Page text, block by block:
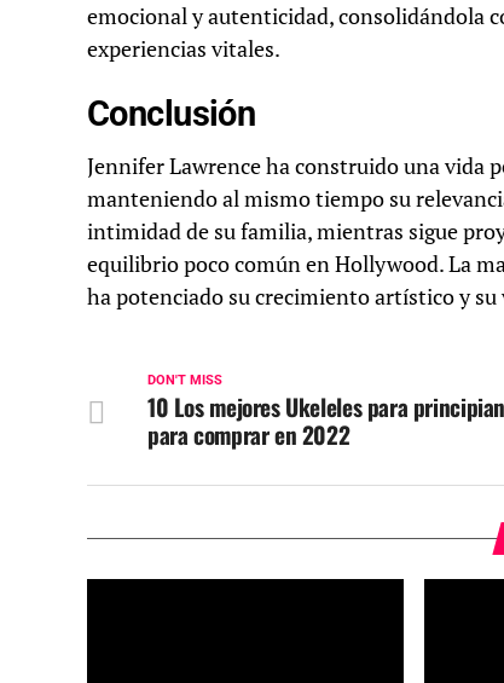
emocional y autenticidad, consolidándola
experiencias vitales.
Conclusión
Jennifer Lawrence ha construido una vida
manteniendo al mismo tiempo su
intimidad de su familia, mientras sigue
equilibrio poco común en Hollywood. La
ha potenciado su crecimiento artístico y
DON'T MISS
10 Los mejores Ukeleles para
para comprar en 2022